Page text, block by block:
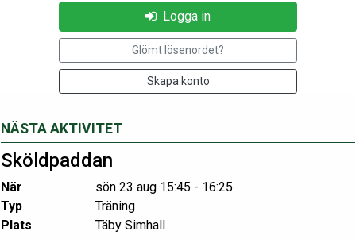
NÄSTA AKTIVITET
Sköldpaddan
När
sön 23 aug 15:45 - 16:25
Typ
Träning
Plats
Täby Simhall
Logga in
Glömt lösenordet?
Skapa konto